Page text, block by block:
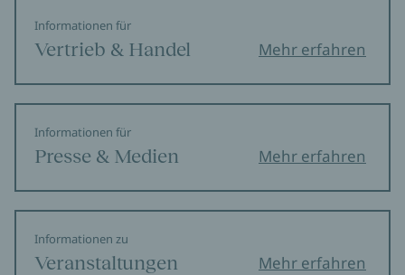
Informationen für
Vertrieb & Handel Mehr erfahren
Informationen für
Presse & Medien Mehr erfahren
Informationen zu
Veranstaltungen Mehr erfahren